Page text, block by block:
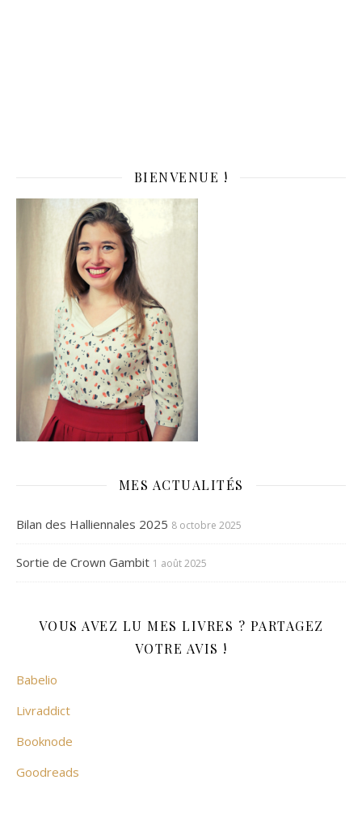
BIENVENUE !
MES ACTUALITÉS
Bilan des Halliennales 2025 8 octobre 2025
Sortie de Crown Gambit 1 août 2025
VOUS AVEZ LU MES LIVRES ? PARTAGEZ
VOTRE AVIS !
Babelio
Livraddict
Booknode
Goodreads